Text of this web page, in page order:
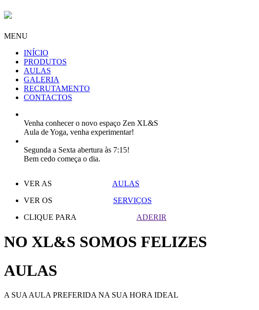
MENU
INÍCIO
PRODUTOS
AULAS
GALERIA
RECRUTAMENTO
CONTACTOS
Venha conhecer o novo espaço Zen XL&S
Aula de Yoga, venha experimentar!
Segunda a Sexta abertura às 7:15!
Bem cedo começa o dia.
VER AS
AULAS
VER OS
SERVIÇOS
CLIQUE PARA
ADERIR
NO XL&S SOMOS FELIZES
AULAS
A SUA AULA PREFERIDA NA SUA HORA IDEAL